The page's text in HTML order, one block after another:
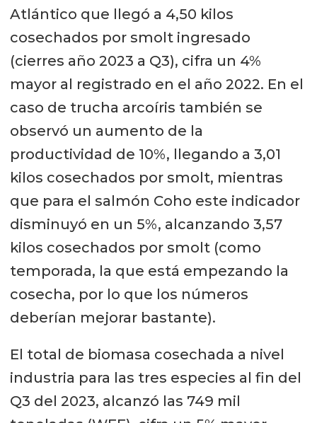
Atlántico que llegó a 4,50 kilos
cosechados por smolt ingresado
(cierres año 2023 a Q3), cifra un 4%
mayor al registrado en el año 2022. En el
caso de trucha arcoíris también se
observó un aumento de la
productividad de 10%, llegando a 3,01
kilos cosechados por smolt, mientras
que para el salmón Coho este indicador
disminuyó en un 5%, alcanzando 3,57
kilos cosechados por smolt (como
temporada, la que está empezando la
cosecha, por lo que los números
deberían mejorar bastante).
El total de biomasa cosechada a nivel
industria para las tres especies al fin del
Q3 del 2023, alcanzó las 749 mil